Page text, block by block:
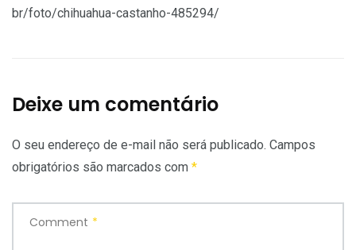
br/foto/chihuahua-castanho-485294/
Deixe um comentário
O seu endereço de e-mail não será publicado. Campos
obrigatórios são marcados com *
Comment *